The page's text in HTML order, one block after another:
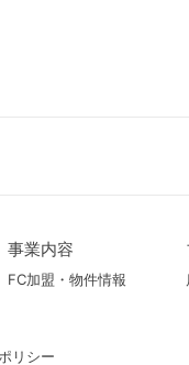
事業内容
FC加盟・物件情報
リシー